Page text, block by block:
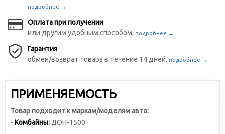
подробнее →
Оплата при получении
или другим удобным способом, подробнее →
Гарантия
обмен/возврат товара в течение 14 дней, подробнее →
ПРИМЕНЯЕМОСТЬ
Товар подходит к маркам/моделям авто:
- Комбайны: ДОН-1500